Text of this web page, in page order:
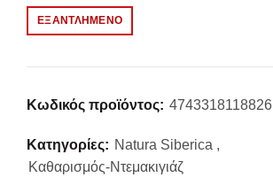
ΕΞΑΝΤΛΗΜΈΝΟ
Κωδικός προϊόντος: 4743318118826
Κατηγορίες: Natura Siberica ,
Καθαρισμός-Ντεμακιγιάζ